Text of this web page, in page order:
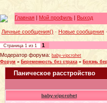
Главная | Мой профиль | Выход
Личные сообщения() · Новые сообщения ·
Страница 1 из 1
1
Модератор форума: baby-vipcrohet
Форум » Беременность без страха » Боязнь
Паническое расстройство
baby-vipcrohet